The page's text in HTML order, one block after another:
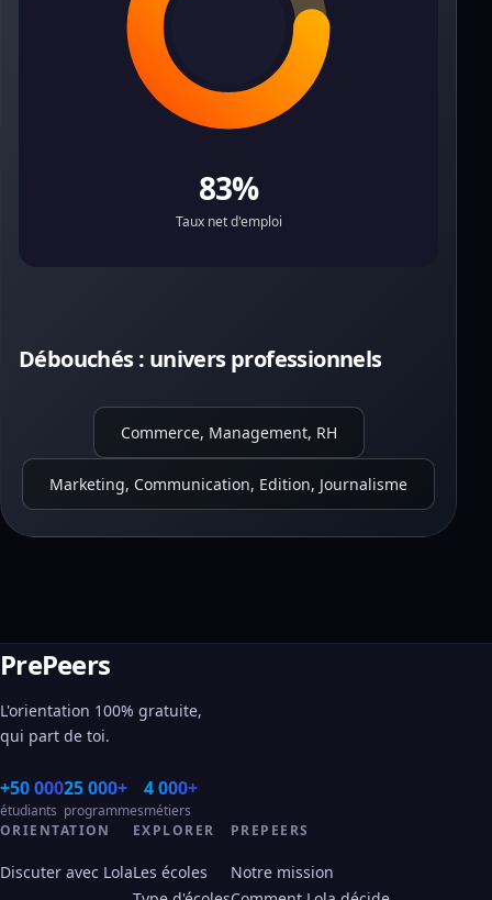
83%
Taux net d'emploi
Débouchés : univers professionnels
Commerce, Management, RH
Marketing, Communication, Edition, Journalisme
PrePeers
L'orientation 100% gratuite,
qui part de toi.
+50 000
étudiants
25 000+
programmes
4 000+
métiers
ORIENTATION
Discuter avec Lola
EXPLORER
Les écoles
PREPEERS
Notre mission